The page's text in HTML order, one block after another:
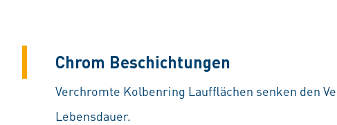
Chrom Beschichtungen
Verchromte Kolbenring Laufflächen senken den
Lebensdauer.